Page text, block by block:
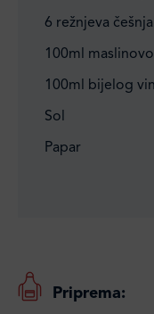
6 režnjeva
100ml
100ml bijelog
Sol
Papar
Priprema: